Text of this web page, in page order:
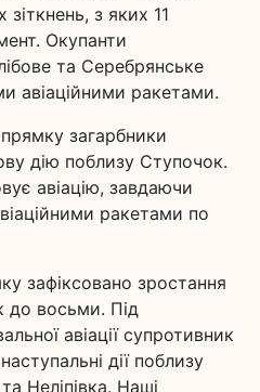
з яких 11
Окупанти
та Серебрянське
авіаційними ракетами.
загарбники
дію поблизу Ступочок.
авіацію, завдаючи
ракетами по
зафіксовано зростання
до восьми. Під
авіації супротивник
дії поблизу
Неліпівка. Наші